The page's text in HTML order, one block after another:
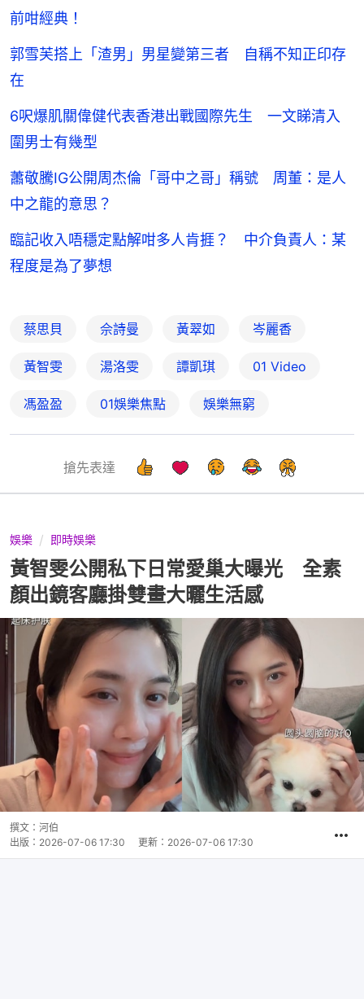
前咁經典！
郭雪芙搭上「渣男」男星變第三者 自稱不知正印存
在
6呎爆肌關偉健代表香港出戰國際先生 一文睇清入
圍男士有幾型
蕭敬騰IG公開周杰倫「哥中之哥」稱號 周董：是人
中之龍的意思？
臨記收入唔穩定點解咁多人肯捱？ 中介負責人：某
程度是為了夢想
蔡思貝 佘詩曼 黃翠如 岑麗香
黃智雯 湯洛雯 譚凱琪 01 Video
馮盈盈 01娛樂焦點 娛樂無窮
搶先表達
娛樂 即時娛樂
黃智雯公開私下日常愛巢大曝光 全素
顏出鏡客廳掛雙畫大曬生活感
撰文： 河伯
出版： 2026-07-06 17:30 更新： 2026-07-06 17:30